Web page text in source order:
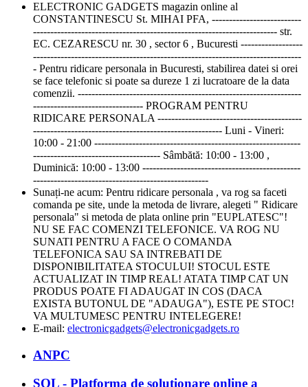
ELECTRONIC GADGETS magazin online al
CONSTANTINESCU St. MIHAI PFA, --------------------------
----------------------------------------------------------------------- str.
EC. CEZARESCU nr. 30 , sector 6 , Bucuresti ------------------
------------------------------------------------------------------------------
- Pentru ridicare personala in Bucuresti, stabilirea datei si orei
se face telefonic si poate sa dureze 1 zi lucratoare de la data
comenzii. -----------------------------------------------------------------
-------------------------------- PROGRAM PENTRU
RIDICARE PERSONALA ------------------------------------------
------------------------------------------------------- Luni - Vineri:
10:00 - 21:00 ------------------------------------------------------------
------------------------------------- Sâmbătă: 10:00 - 13:00 ,
Duminică: 10:00 - 13:00 ----------------------------------------------
---------------------------------------------------
Sunați-ne acum: Pentru ridicare personala , va rog sa faceti
comanda pe site, unde la metoda de livrare, alegeti " Ridicare
personala" si metoda de plata online prin "EUPLATESC"!
NU SE FAC COMENZI TELEFONICE. VA ROG NU
SUNATI PENTRU A FACE O COMANDA
TELEFONICA SAU SA INTREBATI DE
DISPONIBILITATEA STOCULUI! STOCUL ESTE
ACTUALIZAT IN TIMP REAL! ATATA TIMP CAT UN
PRODUS POATE FI ADAUGAT IN COS (DACA
EXISTA BUTONUL DE "ADAUGA"), ESTE PE STOC!
VA MULTUMESC PENTRU INTELEGERE!
E-mail: electronicgadgets@electronicgadgets.ro
ANPC
SOL - Platforma de solutionare online a